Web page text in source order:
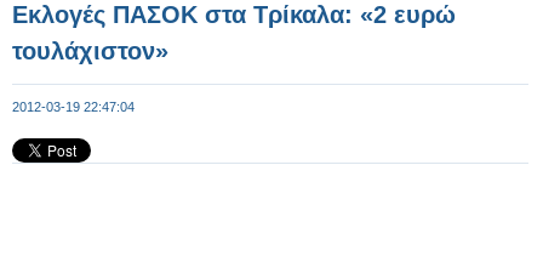
Εκλογές ΠΑΣΟΚ στα Τρίκαλα: «2 ευρώ
τουλάχιστον»
2012-03-19 22:47:04